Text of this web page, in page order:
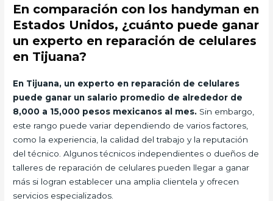
En comparación con los handyman en
Estados Unidos, ¿cuánto puede ganar
un experto en reparación de celulares
en Tijuana?
En Tijuana, un experto en reparación de celulares
puede ganar un salario promedio de alrededor de
8,000 a 15,000 pesos mexicanos al mes. Sin embargo,
este rango puede variar dependiendo de varios factores,
como la experiencia, la calidad del trabajo y la reputación
del técnico. Algunos técnicos independientes o dueños de
talleres de reparación de celulares pueden llegar a ganar
más si logran establecer una amplia clientela y ofrecen
servicios especializados.